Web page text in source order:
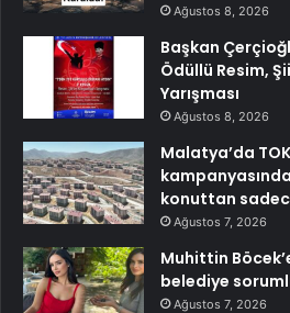
Ağustos 8, 2026
Başkan
Ödüllü Resim,
Yarışması
Ağustos 8, 2026
Malatya’da
konuttan
Ağustos 7, 2026
Muhittin
belediye
Ağustos 7, 2026